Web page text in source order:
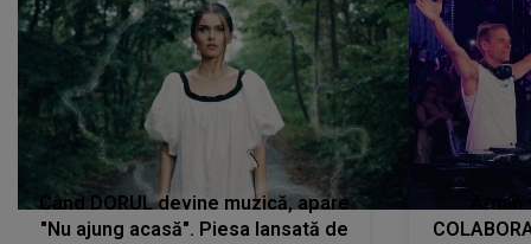
Când DORUL devine muzică, apare
"Nu ajung acasă". Piesa lansată de